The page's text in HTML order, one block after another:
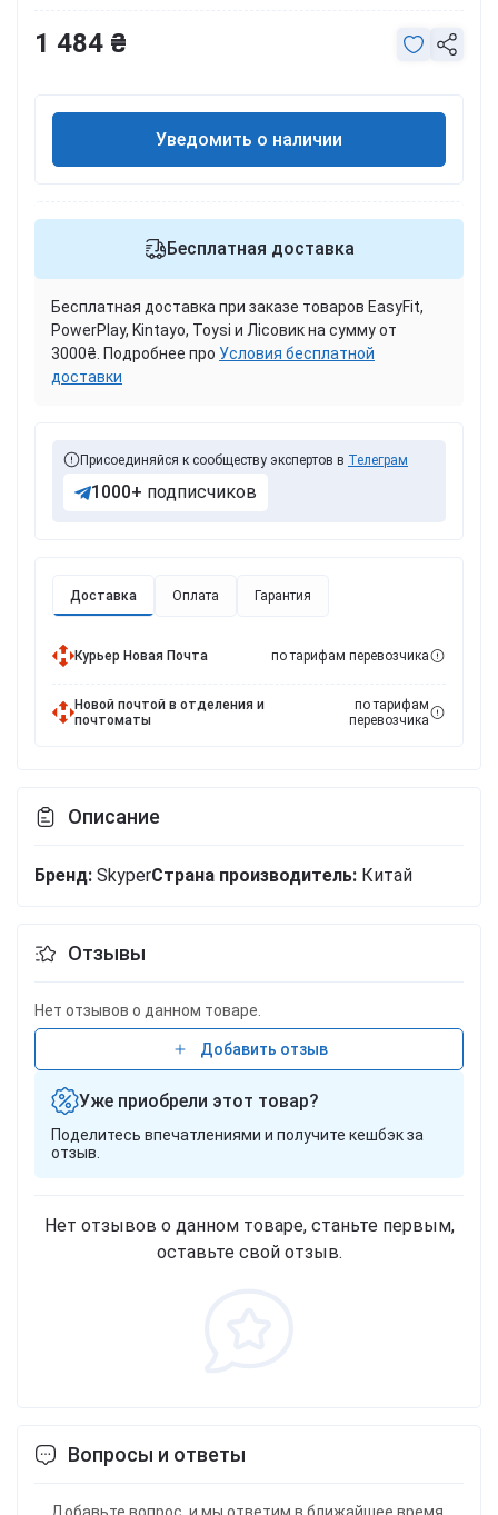
Доставка Оплата Гарантия
Курьер Новая Почта по тарифам перевозчика
Новой почтой в отделения и
почтоматы
по тарифам
перевозчика
1 484 ₴
Уведомить о наличии
Бесплатная доставка
Бесплатная доставка при заказе товаров EasyFit,
PowerPlay, Kintayo, Toysi и Лісовик на сумму от
3000₴. Подробнее про Условия бесплатной
доставки
Присоединяйся к сообществу экспертов в Телеграм
1000+ подписчиков
Описание
Бренд: SkyperCтрана производитель: Китай
Отзывы
Нет отзывов о данном товаре.
Добавить отзыв
Уже приобрели этот товар?
Поделитесь впечатлениями и получите кешбэк за
отзыв.
Нет отзывов о данном товаре, станьте первым,
оставьте свой отзыв.
Вопросы и ответы